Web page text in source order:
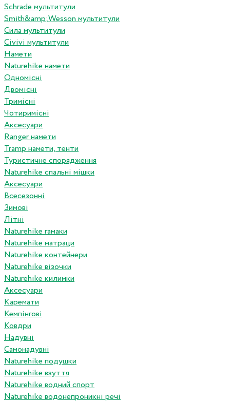
Schrade мультитули
Smith&amp;Wesson мультитули
Сила мультитули
Civivi мультитули
Намети
Naturehike намети
Одномісні
Двомісні
Тримісні
Чотиримісні
Аксесуари
Ranger намети
Tramp намети, тенти
Туристичне спорядження
Naturehike спальні мішки
Аксесуари
Всесезонні
Зимові
Літні
Naturehike гамаки
Naturehike матраци
Naturehike контейнери
Naturehike візочки
Naturehike килимки
Аксесуари
Каремати
Кемпінгові
Ковдри
Надувні
Самонадувні
Naturehike подушки
Naturehike взуття
Naturehike водний спорт
Naturehike водонепроникні речі